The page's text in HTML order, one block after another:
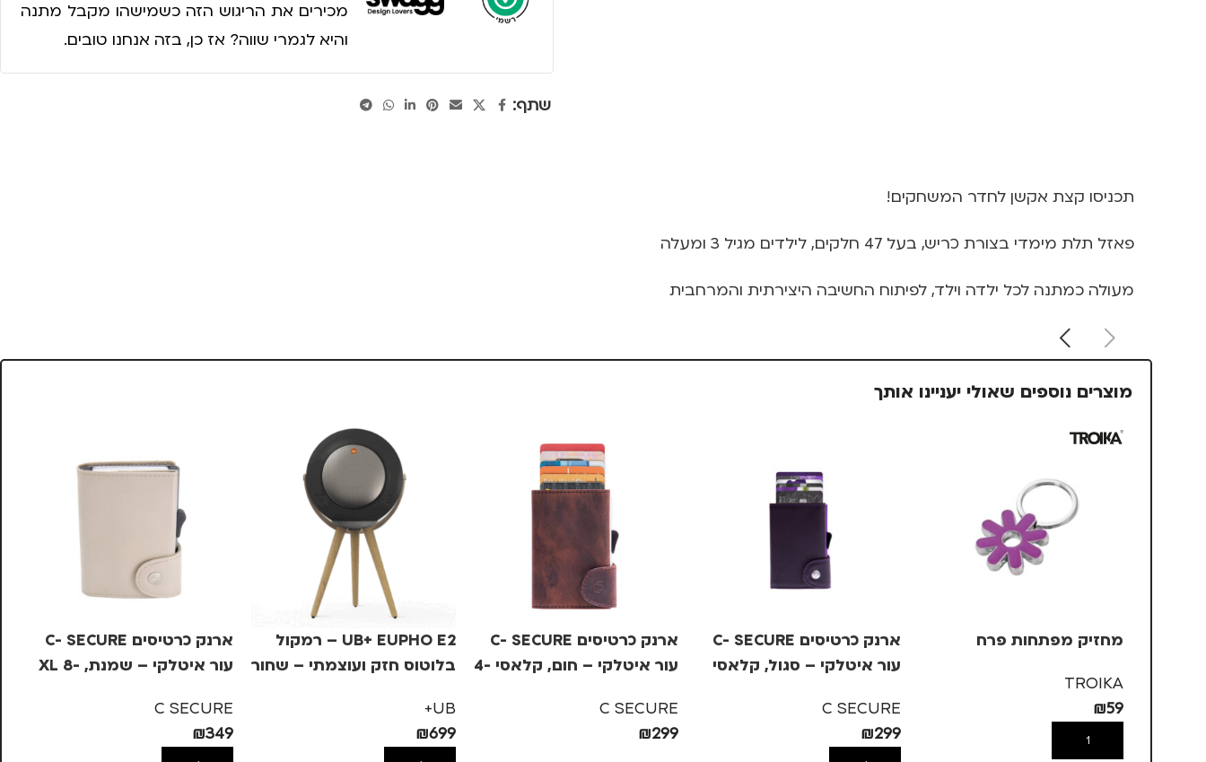
מכירים את הריגוש הזה כשמישהו מקבל מתנה
והיא לגמרי שווה? אז כן, בזה אנחנו טובים.
שתף:
תכניסו קצת אקשן לחדר המשחקים!
פאזל תלת מימדי בצורת כריש, בעל 47 חלקים, לילדים מגיל 3 ומעלה
מעולה כמתנה לכל ילדה וילד, לפיתוח החשיבה היצירתית והמרחבית
מוצרים נוספים שאולי יעניינו אותך
מחזיק מפתחות פרח
TROIKA
₪59
הוספה לסל
ארנק כרטיסים C- SECURE
עור איטלקי – סגול, קלאסי
C SECURE
₪299
ארנק כרטיסים C- SECURE
עור איטלקי – חום, קלאסי 4-
C SECURE
₪299
UB+ EUPHO E2 – רמקול
בלוטוס חזק ועוצמתי – שחור
UB+
₪699
ארנק כרטיסים C- SECURE
עור איטלקי – שמנת, XL 8-
C SECURE
₪349